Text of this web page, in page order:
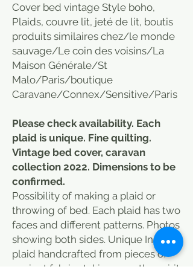
Cover bed vintage Style boho,
Plaids, couvre lit, jeté de lit, boutis
produits similaires chez/le monde
sauvage/Le coin des voisins/La
Maison Générale/St
Malo/Paris/boutique
Caravane/Connex/Sensitive/Paris
Please check availability. Each
plaid is unique. Fine quilting.
Vintage bed cover, caravan
collection 2022. Dimensions to be
confirmed.
Possibility of making a plaid or
throwing of bed. Each plaid has two
faces and different patterns. Photos
showing both sides. Unique Indian
plaid handcrafted from pieces of
ancient fabrics taking over the spirit